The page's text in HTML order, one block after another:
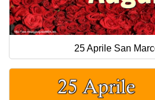
25 Aprile San